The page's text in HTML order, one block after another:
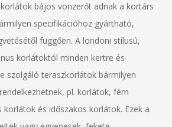
bájos vonzerőt adnak a kortárs
specifikációhoz gyártható,
függően. A londoni stílusú,
korlátoktól minden kertre és
szolgáló teraszkorlátok bármilyen
pl. korlátok, fém
korlátok és időszakos korlátok. Ezek a